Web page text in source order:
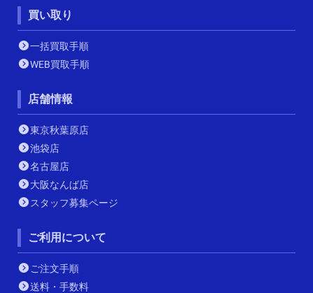
買い取り
一括買取手順
WEB買取手順
店舗情報
東京秋葉原店
池袋店
名古屋店
大阪なんば店
スタッフ募集ページ
ご利用について
ご注文手順
送料・手数料